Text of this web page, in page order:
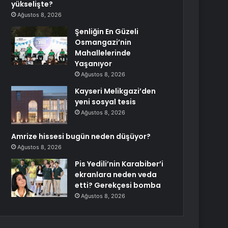
yükselişte?
Ağustos 8, 2026
Şenliğin En Güzeli
Osmangazi’nin
Mahallelerinde
Yaşanıyor
Ağustos 8, 2026
Kayseri Melikgazi’den
yeni sosyal tesis
Ağustos 8, 2026
Amrize hissesi bugün neden düşüyor?
Ağustos 8, 2026
Pis Yedili’nin Karabiber’i
ekranlara neden veda
etti? Gerekçesi bomba
Ağustos 8, 2026